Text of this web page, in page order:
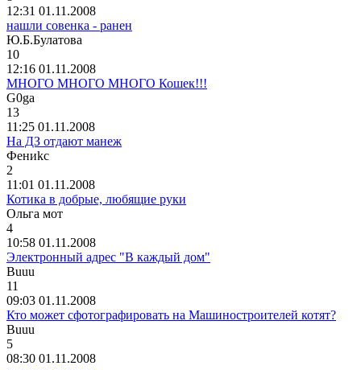
12:31 01.11.2008
нашли совенка - ранен
Ю.Б.Булатова
10
12:16 01.11.2008
МНОГО МНОГО МНОГО Кошек!!!
G0ga
13
11:25 01.11.2008
На ДЗ отдают манеж
Фeниkc
2
11:01 01.11.2008
Котика в добрые, любящие руки
Ольга мот
4
10:58 01.11.2008
Электронный адрес "В каждый дом"
Buuu
11
09:03 01.11.2008
Кто может сфотографировать на Машиностроителей котят?
Buuu
5
08:30 01.11.2008